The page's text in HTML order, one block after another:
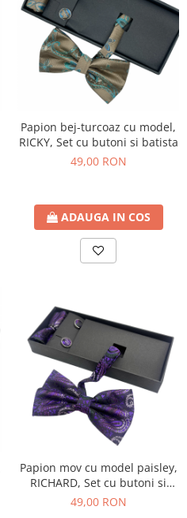
Papion bej-turcoaz cu model,
RICKY, Set cu butoni si batista
49,00 RON
ADAUGA IN COS
Papion mov cu model paisley,
RICHARD, Set cu butoni si
batista
49,00 RON